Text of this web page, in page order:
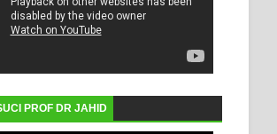
PROF DR JAHID